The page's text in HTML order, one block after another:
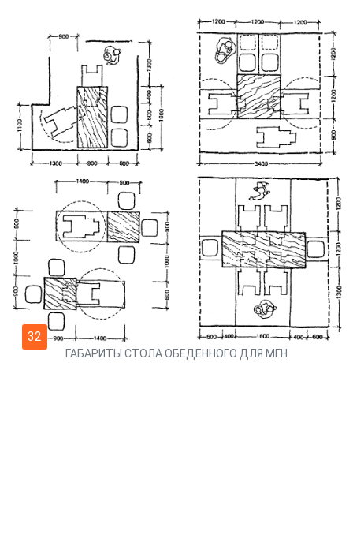
32
ГАБАРИТЫ СТОЛА ОБЕДЕННОГО ДЛЯ МГН